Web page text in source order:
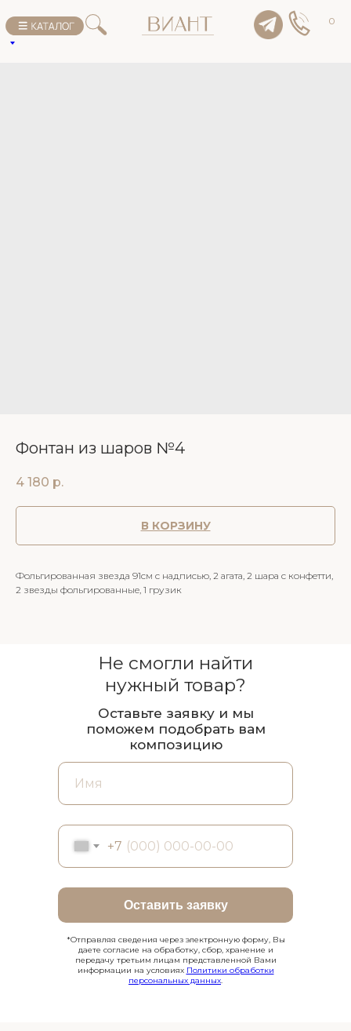
0
Фонтан из шаров №4
4 180 р.
В КОРЗИНУ
Фольгированная звезда 91см с надписью, 2 агата, 2 шара с конфетти,
2 звезды фольгированные, 1 грузик
+7
Оставить заявку
Не смогли найти
нужный товар?
Оставьте заявку и мы
поможем подобрать вам
композицию
*Отправляя сведения через электронную форму, Вы
даете согласие на обработку, сбор, хранение и
передачу третьим лицам представленной Вами
информации на условиях Политики обработки
персональных данных.